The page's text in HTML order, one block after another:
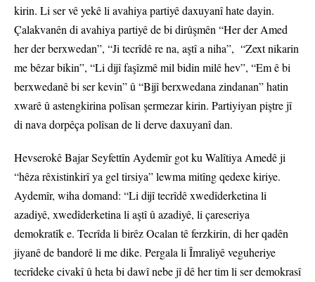
kirin. Li ser vê yekê li avahiya partiyê daxuyanî hate dayin.
Çalakvanên di avahiya partiyê de bi dirûşmên “Her der Amed
her der berxwedan”, “Ji tecrîdê re na, aştî a niha”, “Zext nikarin
me bêzar bikin”, “Li dijî faşîzmê mil bidin milê hev”, “Em ê bi
berxwedanê bi ser kevin” û “Bijî berxwedana zindanan” hatin
xwarê û astengkirina polîsan şermezar kirin. Partiyiyan piştre jî
di nava dorpêça polîsan de li derve daxuyanî dan.
Hevserokê Bajar Seyfettîn Aydemîr got ku Walîtiya Amedê ji
“hêza rêxistinkirî ya gel tirsiya” lewma mitîng qedexe kiriye.
Aydemîr, wiha domand: “Li dijî tecrîdê xwedîderketina li
azadiyê, xwedîderketina li aştî û azadiyê, li çareseriya
demokratîk e. Tecrîda li birêz Ocalan tê ferzkirin, di her qadên
jiyanê de bandorê li me dike. Pergala li Îmraliyê veguheriye
tecrîdeke civakî û heta bi dawî nebe jî dê her tim li ser demokrasî